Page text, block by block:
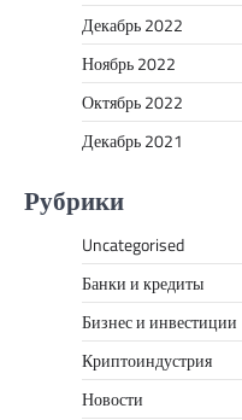
Декабрь 2022
Ноябрь 2022
Октябрь 2022
Декабрь 2021
Рубрики
Uncategorised
Банки и кредиты
Бизнес и инвестиции
Криптоиндустрия
Новости